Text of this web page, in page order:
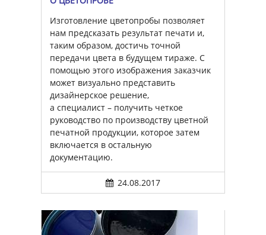
Изготовление цветопробы позволяет
нам предсказать результат печати и,
таким образом, достичь точной
передачи цвета в будущем тираже. С
помощью этого изображения заказчик
может визуально представить
дизайнерское решение,
а специалист – получить четкое
руководство по производству цветной
печатной продукции, которое затем
включается в остальную
документацию.
24.08.2017